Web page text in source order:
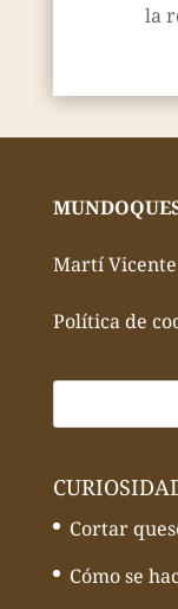
la
Martí Vicente
Política de
Cortar
Cómo se